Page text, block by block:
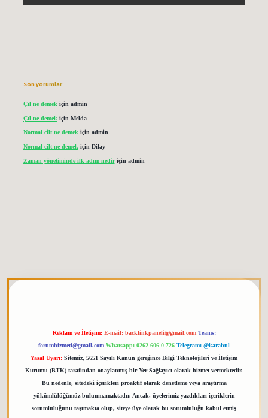
Son yorumlar
Çıl ne demek için admin
Çıl ne demek için Melda
Normal cilt ne demekiçin admin
Normal cilt ne demek için Dilay
Zaman yönetiminde ilk adım nediriçin admin
Reklam ve İletişim: E-mail: backlinkpaneli@gmail.com Teams:
forumhizmeti@gmail.com Whatsapp: 0262 606 0 726 Telegram: @karabul
Yasal Uyarı: Sitemiz, 5651 Sayılı Kanun gereğince Bilgi Teknolojileri ve İletişim
Kurumu (BTK) tarafından onaylanmış bir Yer Sağlayıcı olarak hizmet vermektedir.
Bu nedenle, sitedeki içerikleri proaktif olarak denetleme veya araştırma
yükümlülüğümüz bulunmamaktadır. Ancak, üyelerimiz yazdıkları içeriklerin
sorumluluğunu taşımakta olup, siteye üye olarak bu sorumluluğu kabul etmiş